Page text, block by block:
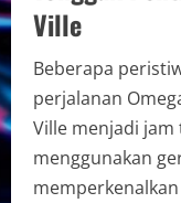
Ville
Beberapa
perjalanan
Ville menjadi
menggunakan